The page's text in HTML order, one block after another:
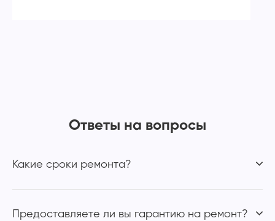
Ответы на вопросы
Какие сроки ремонта?
Предоставляете ли вы гарантию на ремонт?